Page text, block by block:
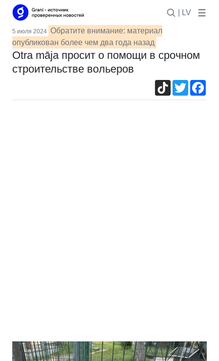
| LV
5 июля 2024 Обратите внимание: материал
опубликован более чем два года назад
Otra māja просит о помощи в срочном
строительстве вольеров
TikTokTwitter